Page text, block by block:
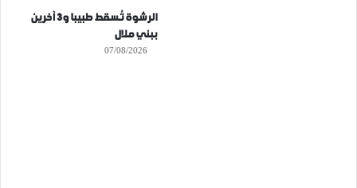
الرشوة تُسقط طبيبا و3 آخرين
ببني ملال
07/08/2026